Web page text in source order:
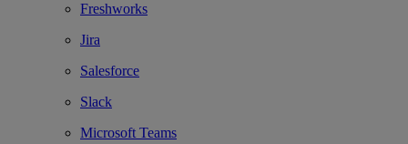
Freshworks
Jira
Salesforce
Slack
Microsoft Teams